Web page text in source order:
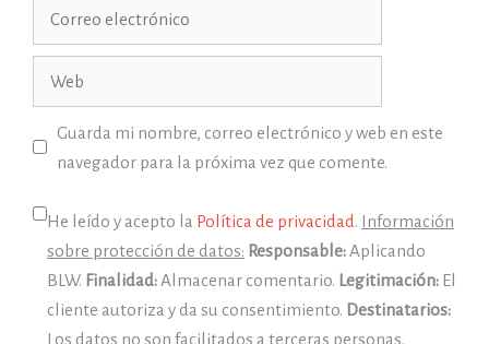
Guarda mi nombre, correo electrónico y web en este
navegador para la próxima vez que comente.
He leído y acepto la Política de privacidad . Información
sobre protección de datos: Responsable:Aplicando
BLW. Finalidad:Almacenar comentario. Legitimación: El
cliente autoriza y da su consentimiento. Destinatarios:
Los datos no son facilitados a terceras personas.